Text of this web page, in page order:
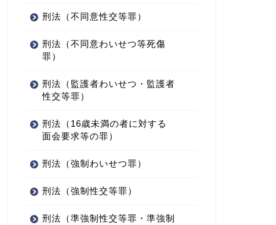
刑法（不同意性交等罪）
刑法（不同意わいせつ等死傷
罪）
刑法（監護者わいせつ・監護者
性交等罪）
刑法（16歳未満の者に対する
面会要求等の罪）
刑法（強制わいせつ罪）
刑法（強制性交等罪）
刑法（準強制性交等罪・準強制